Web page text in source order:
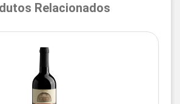
Relacionados